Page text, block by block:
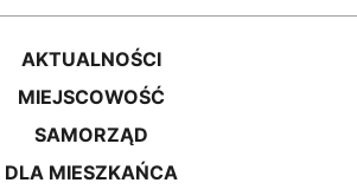
AKTUALNOŚCI
MIEJSCOWOŚĆ
SAMORZĄD
DLA MIESZKAŃCA